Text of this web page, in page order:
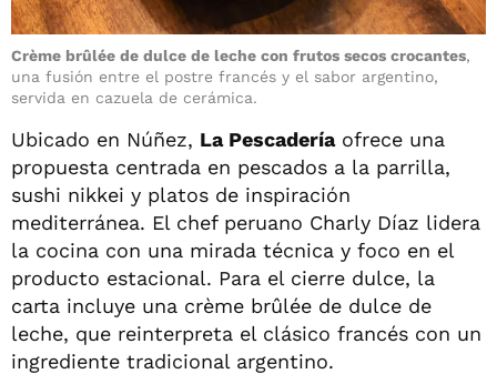
Crème brûlée de dulce de leche con frutos secos crocantes,
una fusión entre el postre francés y el sabor argentino,
servida en cazuela de cerámica.
Ubicado en Núñez, La Pescaderíaofrece una
propuesta centrada en pescados a la parrilla,
sushi nikkei y platos de inspiración
mediterránea. El chef peruano Charly Díaz lidera
la cocina con una mirada técnica y foco en el
producto estacional. Para el cierre dulce, la
carta incluye una crème brûlée de dulce de
leche, que reinterpreta el clásico francés con un
ingrediente tradicional argentino.